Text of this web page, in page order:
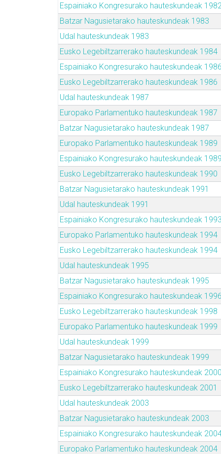
Espainiako Kongresurako hauteskundeak 1982
Batzar Nagusietarako hauteskundeak 1983
Udal hauteskundeak 1983
Eusko Legebiltzarrerako hauteskundeak 1984
Espainiako Kongresurako hauteskundeak 1986
Eusko Legebiltzarrerako hauteskundeak 1986
Udal hauteskundeak 1987
Europako Parlamentuko hauteskundeak 1987
Batzar Nagusietarako hauteskundeak 1987
Europako Parlamentuko hauteskundeak 1989
Espainiako Kongresurako hauteskundeak 1989
Eusko Legebiltzarrerako hauteskundeak 1990
Batzar Nagusietarako hauteskundeak 1991
Udal hauteskundeak 1991
Espainiako Kongresurako hauteskundeak 1993
Europako Parlamentuko hauteskundeak 1994
Eusko Legebiltzarrerako hauteskundeak 1994
Udal hauteskundeak 1995
Batzar Nagusietarako hauteskundeak 1995
Espainiako Kongresurako hauteskundeak 1996
Eusko Legebiltzarrerako hauteskundeak 1998
Europako Parlamentuko hauteskundeak 1999
Udal hauteskundeak 1999
Batzar Nagusietarako hauteskundeak 1999
Espainiako Kongresurako hauteskundeak 2000
Eusko Legebiltzarrerako hauteskundeak 2001
Udal hauteskundeak 2003
Batzar Nagusietarako hauteskundeak 2003
Espainiako Kongresurako hauteskundeak
Europako Parlamentuko hauteskundeak 2004